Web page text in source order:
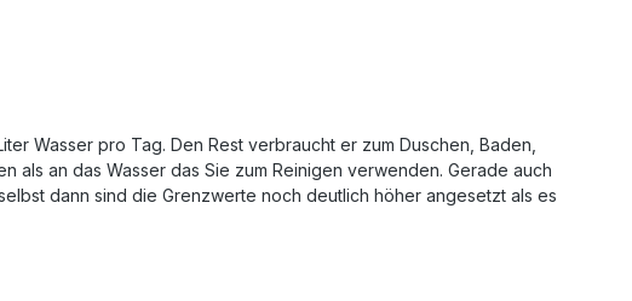
Wasser pro Tag. Den Rest verbraucht er zum Duschen, Baden,
als an das Wasser das Sie zum Reinigen verwenden. Gerade auch
dann sind die Grenzwerte noch deutlich höher angesetzt als es